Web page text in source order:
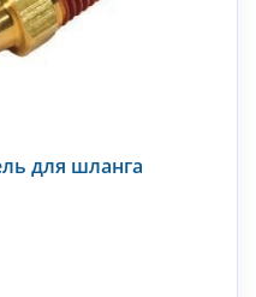
для шланга